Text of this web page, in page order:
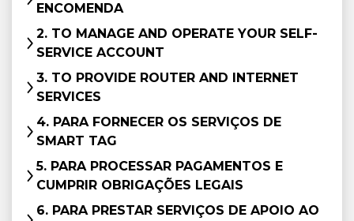
ENCOMENDA
2. TO MANAGE AND OPERATE YOUR SELF-
SERVICE ACCOUNT
3. TO PROVIDE ROUTER AND INTERNET
SERVICES
4. PARA FORNECER OS SERVIÇOS DE
SMART TAG
5. PARA PROCESSAR PAGAMENTOS E
CUMPRIR OBRIGAÇÕES LEGAIS
6. PARA PRESTAR SERVIÇOS DE APOIO AO